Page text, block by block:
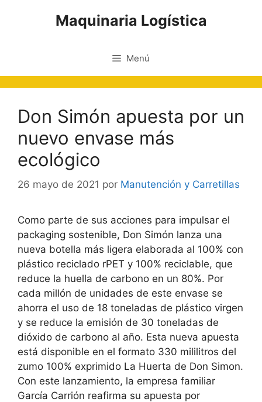
Maquinaria Logística
Menú
Don Simón apuesta por un
nuevo envase más
ecológico
26 mayo de 2021 por Manutención y Carretillas
Como parte de sus acciones para impulsar el
packaging sostenible, Don Simón lanza una
nueva botella más ligera elaborada al 100% con
plástico reciclado rPET y 100% reciclable, que
reduce la huella de carbono en un 80%. Por
cada millón de unidades de este envase se
ahorra el uso de 18 toneladas de plástico virgen
y se reduce la emisión de 30 toneladas de
dióxido de carbono al año. Esta nueva apuesta
está disponible en el formato 330 mililitros del
zumo 100% exprimido La Huerta de Don Simon.
Con este lanzamiento, la empresa familiar
García Carrión reafirma su apuesta por